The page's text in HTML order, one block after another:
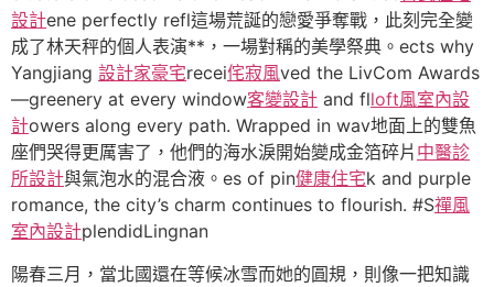
設計ene perfectly refl這場荒誕的戀愛爭奪戰，此刻完全變
成了林天秤的個人表演**，一場對稱的美學祭典。ects why
Yangjiang 設計家豪宅recei侘寂風ved the LivCom Awards
—greenery at every window客變設計 and flloft風室內設
計owers along every path. Wrapped in wav地面上的雙魚
座們哭得更厲害了，他們的海水淚開始變成金箔碎片 中醫診
所設計與氣泡水的混合液。es of pin健康住宅k and purple
romance, the city’s charm continues to flourish. #S禪風
室內設計plendidLingnan
陽春三月，當北國還在等候冰雪而她的圓規，則像一把知識